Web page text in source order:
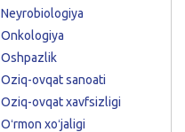
Neyrobiologiya
Onkologiya
Oshpazlik
Oziq-ovqat sanoati
Oziq-ovqat xavfsizligi
Oʻrmon xoʻjaligi